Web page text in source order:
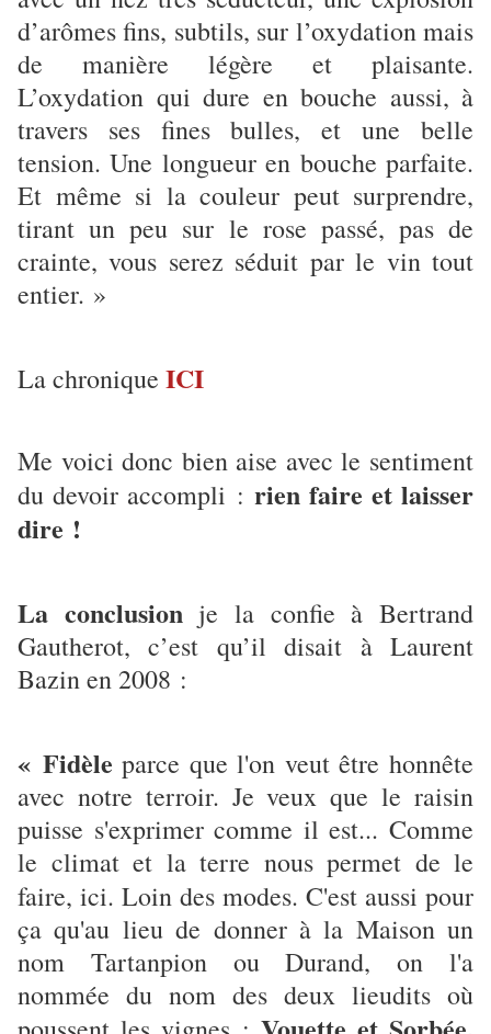
d’arômes fins, subtils, sur l’oxydation mais
de manière légère et plaisante.
L’oxydation qui dure en bouche aussi, à
travers ses fines bulles, et une belle
tension. Une longueur en bouche parfaite.
Et même si la couleur peut surprendre,
tirant un peu sur le rose passé, pas de
crainte, vous serez séduit par le vin tout
entier. »
La chronique ICI
Me voici donc bien aise avec le sentiment
du devoir accompli : rien faire et laisser
dire !
La conclusion je la confie à Bertrand
Gautherot, c’est qu’il disait à Laurent
Bazin en 2008 :
« Fidèleparce que l'on veut être honnête
avec notre terroir. Je veux que le raisin
puisse s'exprimer comme il est... Comme
le climat et la terre nous permet de le
faire, ici. Loin des modes. C'est aussi pour
ça qu'au lieu de donner à la Maison un
nom Tartanpion ou Durand, on l'a
nommée du nom des deux lieudits où